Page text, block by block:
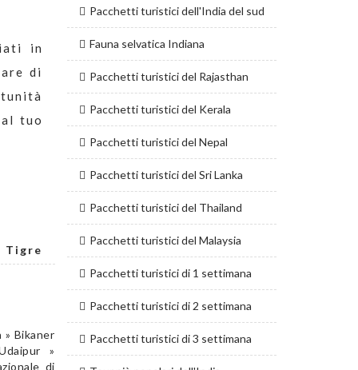
in
di
tuo
Tigre
» Bikaner
»
di
Pacchetti turistici dell'India del sud
Fauna selvatica Indiana
Pacchetti turistici del Rajasthan
Pacchetti turistici del Kerala
Pacchetti turistici del Nepal
Pacchetti turistici del Sri Lanka
Pacchetti turistici del Thailand
Pacchetti turistici del Malaysia
Pacchetti turistici di 1 settimana
Pacchetti turistici di 2 settimana
Pacchetti turistici di 3 settimana